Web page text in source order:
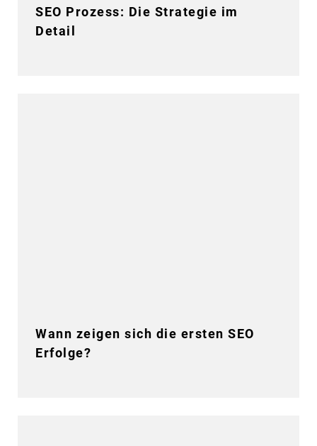
SEO Prozess: Die Strategie im
Detail
Wann zeigen sich die ersten SEO
Erfolge?